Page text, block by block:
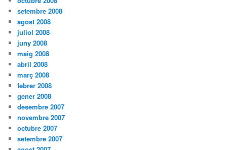
setembre 2008
agost 2008
juliol 2008
juny 2008
maig 2008
abril 2008
març 2008
febrer 2008
gener 2008
desembre 2007
novembre 2007
octubre 2007
setembre 2007